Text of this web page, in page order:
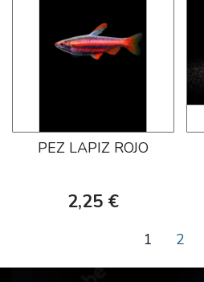
PEZ LAPIZ ROJO
2,25 €
1 2